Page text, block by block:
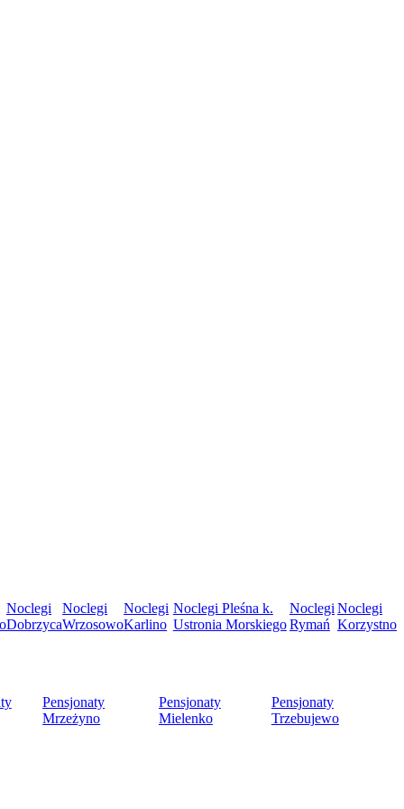
Noclegi
Dobrzyca
Noclegi
Wrzosowo
Noclegi
Karlino
Noclegi Pleśna k.
Ustronia Morskiego
Noclegi
Rymań
Noclegi
Korzystno
Pensjonaty
Mrzeżyno
Pensjonaty
Mielenko
Pensjonaty
Trzebujewo